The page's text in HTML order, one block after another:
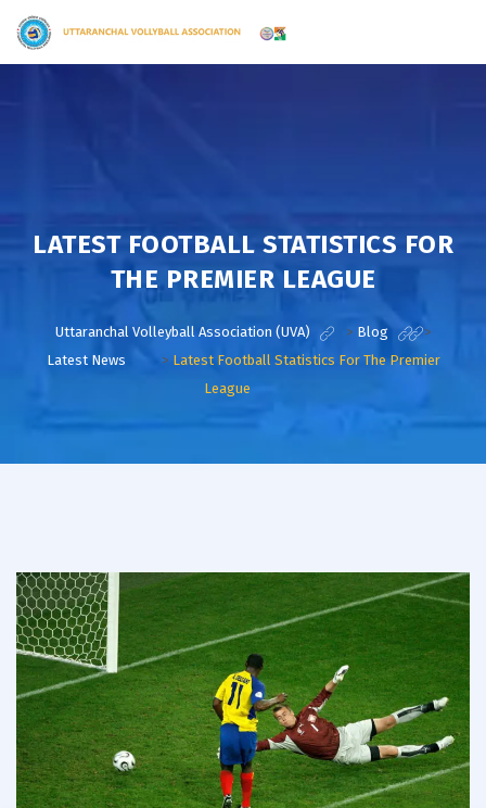
LATEST FOOTBALL STATISTICS FOR
THE PREMIER LEAGUE
Uttaranchal Volleyball Association (UVA) > Blog
>
Latest News
> Latest Football Statistics For The Premier
League